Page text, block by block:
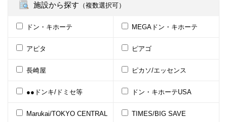
施設から探す （複数選択可）
ドン・キホーテ MEGAドン・キホーテ
アピタ ピアゴ
長崎屋 ピカソ/エッセンス
●●ドンキ/ドミセ等 ドン・キホーテUSA
Marukai/TOKYO CENTRAL TIMES/BIG SAVE